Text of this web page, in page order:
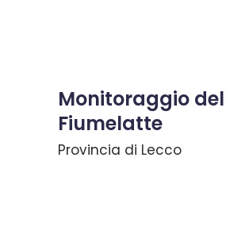
Monitoraggio
Fiumelatte
Provincia di Lecco